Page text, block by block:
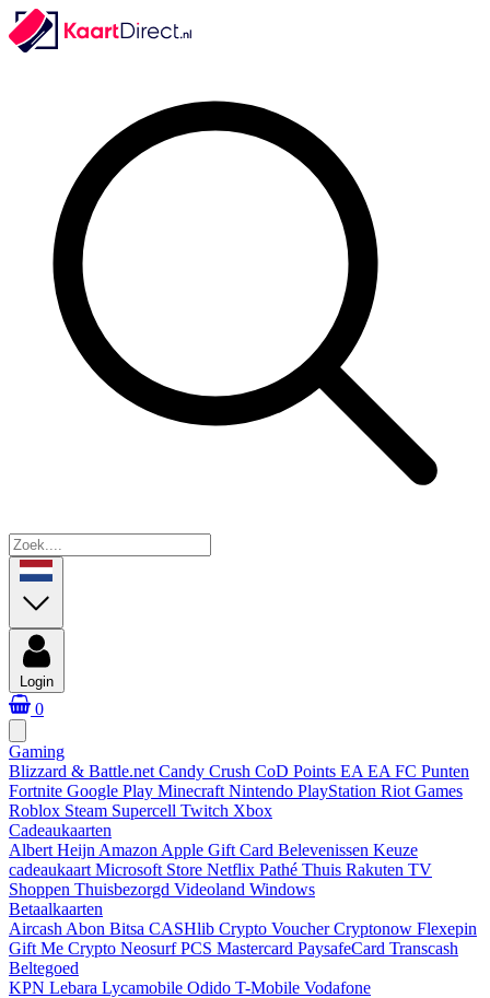
Login
0
Gaming
Blizzard & Battle.net Candy Crush CoD Points EA EA FC Punten
Fortnite Google Play Minecraft Nintendo PlayStation Riot Games
Roblox Steam Supercell Twitch Xbox
Cadeaukaarten
Albert Heijn Amazon Apple Gift Card Belevenissen Keuze
cadeaukaart Microsoft Store Netflix Pathé Thuis Rakuten TV
Shoppen Thuisbezorgd Videoland Windows
Betaalkaarten
Aircash Abon Bitsa CASHlib Crypto VoucherCryptonow Flexepin
Gift Me Crypto NeosurfPCS Mastercard PaysafeCard Transcash
Beltegoed
KPN Lebara Lycamobile Odido T-Mobile Vodafone